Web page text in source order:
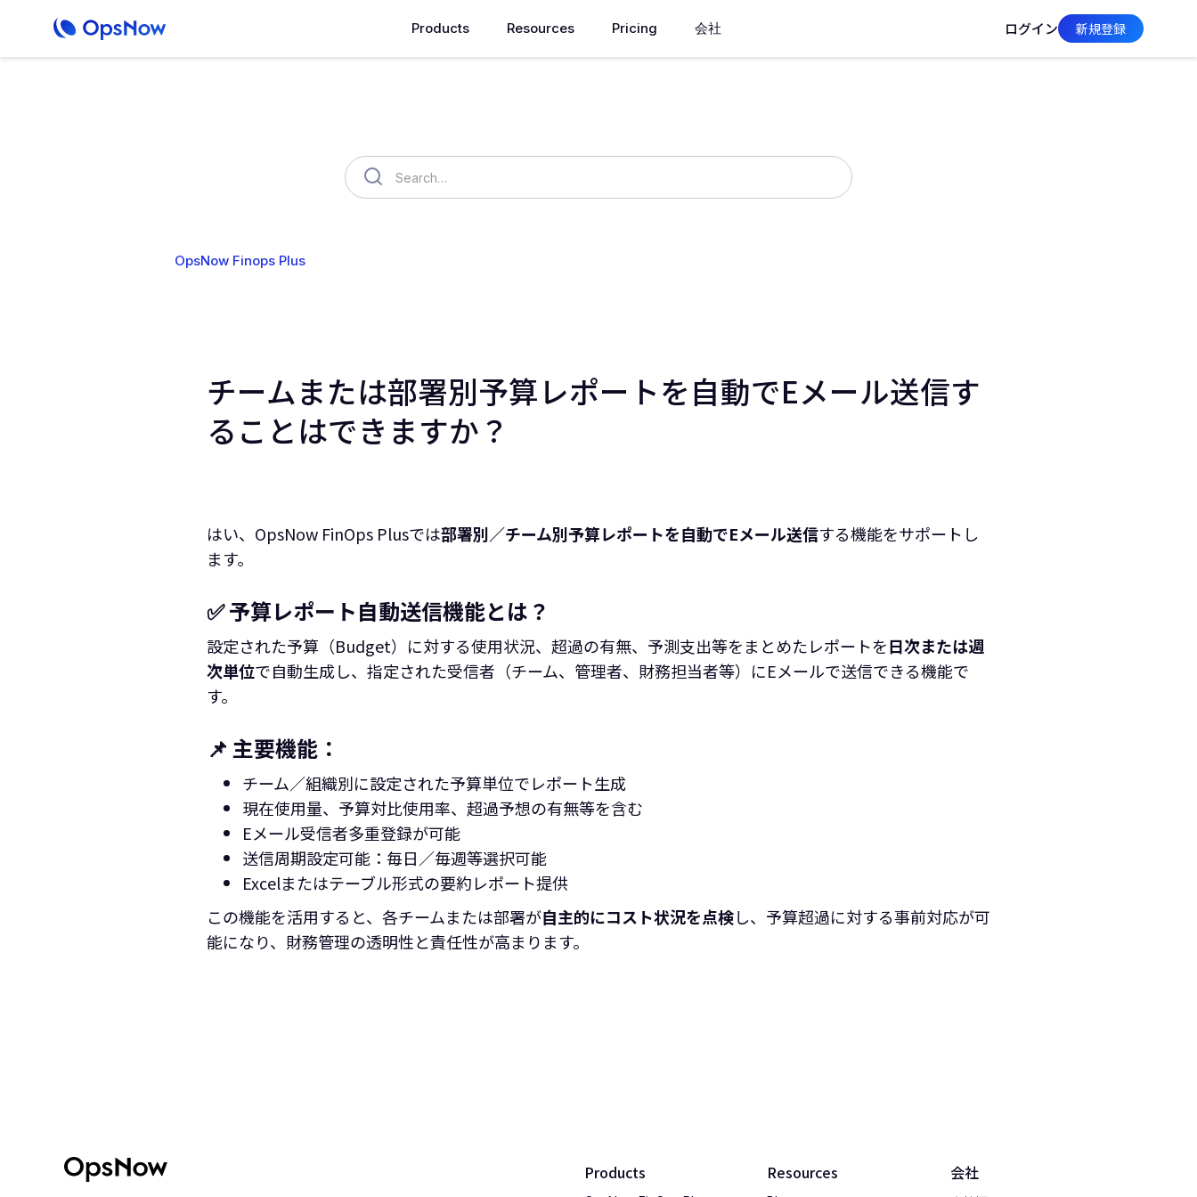
Products Resources Pricing 会社 ログイン 新規登録
OpsNow Finops Plus
チームまたは部署別予算レポートを自動でEメール送信す
ることはできますか？
はい、OpsNow FinOps Plusでは部署別／チーム別予算レポートを自動でEメール送信する機能をサポートし
ます。
✅ 予算レポート自動送信機能とは？
設定された予算（Budget）に対する使用状況、超過の有無、予測支出等をまとめたレポートを日次または週
次単位で自動生成し、指定された受信者（チーム、管理者、財務担当者等）にEメールで送信できる機能で
す。
📌 主要機能：
チーム／組織別に設定された予算単位でレポート生成
現在使用量、予算対比使用率、超過予想の有無等を含む
Eメール受信者多重登録が可能
送信周期設定可能：毎日／毎週等選択可能
Excelまたはテーブル形式の要約レポート提供
この機能を活用すると、各チームまたは部署が自主的にコスト状況を点検し、予算超過に対する事前対応が可
能になり、財務管理の透明性と責任性が高まります。
Products Resources 会社